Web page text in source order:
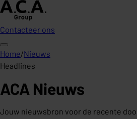
Contacteer ons
Home/Nieuws
Headlines
ACA Nieuws
Jouw nieuwsbron voor de recente